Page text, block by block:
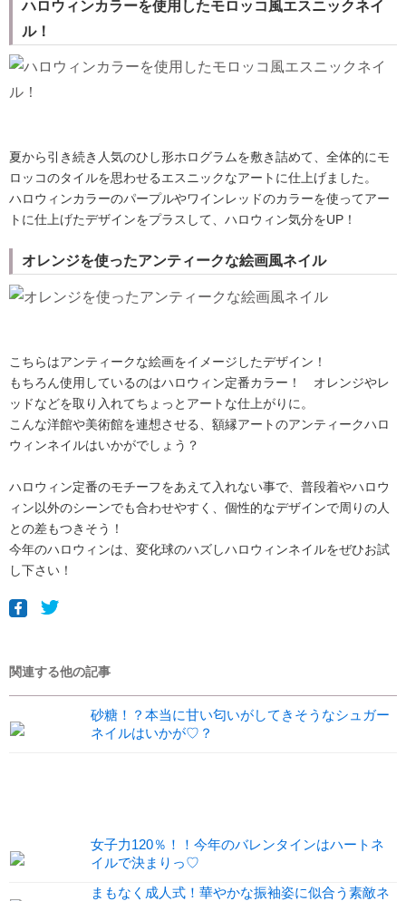
ハロウィンカラーを使用したモロッコ風エスニックネイ
ル！
夏から引き続き人気のひし形ホログラムを敷き詰めて、全体的にモ
ロッコのタイルを思わせるエスニックなアートに仕上げました。
ハロウィンカラーのパープルやワインレッドのカラーを使ってアー
トに仕上げたデザインをプラスして、ハロウィン気分をUP！
オレンジを使ったアンティークな絵画風ネイル
こちらはアンティークな絵画をイメージしたデザイン！
もちろん使用しているのはハロウィン定番カラー！ オレンジやレ
ッドなどを取り入れてちょっとアートな仕上がりに。
こんな洋館や美術館を連想させる、額縁アートのアンティークハロ
ウィンネイルはいかがでしょう？
ハロウィン定番のモチーフをあえて入れない事で、普段着やハロウ
ィン以外のシーンでも合わせやすく、個性的なデザインで周りの人
との差もつきそう！
今年のハロウィンは、変化球のハズしハロウィンネイルをぜひお試
し下さい！
関連する他の記事
砂糖！？本当に甘い匂いがしてきそうなシュガー
ネイルはいかが♡？
女子力120％！！今年のバレンタインはハートネ
イルで決まりっ♡
まもなく成人式！華やかな振袖姿に似合う素敵ネ